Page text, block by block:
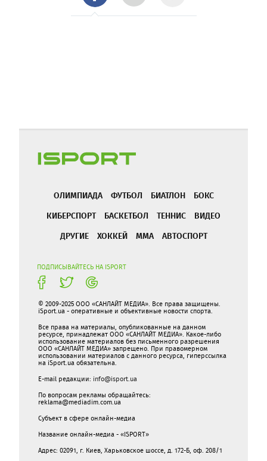
ОЛИМПИАДА ФУТБОЛ БИАТЛОН
БОКС
КИБЕРСПОРТ
БАСКЕТБОЛ ТЕННИС
ВИДЕО
ДРУГИЕ
ХОККЕЙ ММА АВТОСПОРТ
ПОДПИСЫВАЙТЕСЬ НА ISPORT
© 2009-2025 ООО «САНЛАЙТ МЕДИА». Все права защищены.
iSport.ua - оперативные и объективные новости спорта.
Все права на материалы, опубликованные на данном
ресурсе, принадлежат ООО «САНЛАЙТ МЕДИА». Какое-либо
использование материалов без письменного разрешения
ООО «САНЛАЙТ МЕДИА» запрещено. При правомерном
использовании материалов с данного ресурса, гиперссылка
на iSport.ua обязательна.
E-mail редакции: info@isport.ua
По вопросам рекламы обращайтесь:
reklama@mediadim.com.ua
Субъект в сфере онлайн-медиа
Название онлайн-медиа - «ISPORT»
Адрес: 02091, г. Киев, Харьковское шоссе, д. 172-Б, оф. 208/1